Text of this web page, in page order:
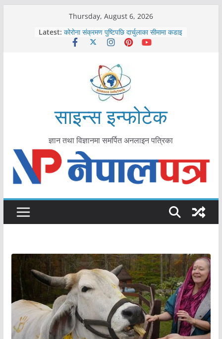
Thursday, August 6, 2026
Latest:
काभ्रेपलाञ्चोकमा आयुर्वेद स्वास्थ्योपचारतर्फ
आकर्षण बढ्दै
कोरोना संक्रमण पुष्टिपछि दार्चुलाका सीमामा कडाइ
मकवानपुरमा खोरेत रोग विरुद्धको खोप लगाउन
आयुर्वेद चिकित्सा प्रणालीको भूमिका महत्वपूर्ण छ :
मुख्यमन्त्री शाह
साइन्स इन्फोटेक
ज्ञान तथा विज्ञानमा समर्पित अनलाइन पत्रिका